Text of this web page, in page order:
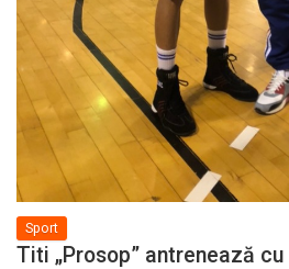
Sport
Titi „Prosop” antrenează